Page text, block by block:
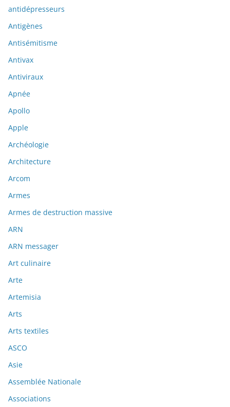
antidépresseurs
Antigènes
Antisémitisme
Antivax
Antiviraux
Apnée
Apollo
Apple
Archéologie
Architecture
Arcom
Armes
Armes de destruction massive
ARN
ARN messager
Art culinaire
Arte
Artemisia
Arts
Arts textiles
ASCO
Asie
Assemblée Nationale
Associations